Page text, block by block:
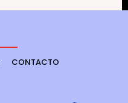
CONTACTO